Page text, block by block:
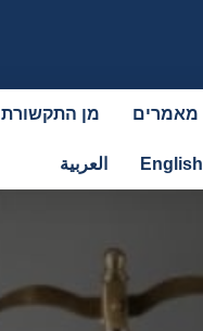
מאמרים מן התקשורת
English العربية